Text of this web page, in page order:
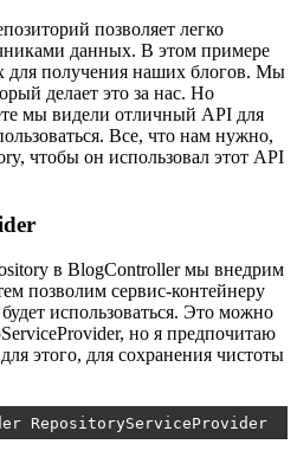
позволяет легко
данных. В этом примере
для получения наших блогов. Мы
делает это за нас. Но
мы видели отличный API для
Все, что нам нужно,
чтобы он использовал этот API
в BlogController мы внедрим
позволим сервис-контейнеру
использоваться. Это можно
но я предпочитаю
этого, для сохранения чистоты
RepositoryServiceProvider